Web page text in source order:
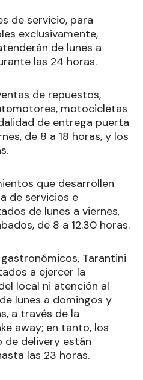
de servicio, para
exclusivamente,
de lunes a
las 24 horas.
de repuestos,
motocicletas
de entrega puerta
de 8 a 18 horas, y los
que desarrollen
de servicios e
de lunes a viernes,
de 8 a 12.30 horas.
Tarantini
a ejercer la
local ni atención al
lunes a domingos y
a través de la
away; en tanto, los
de delivery están
las 23 horas.